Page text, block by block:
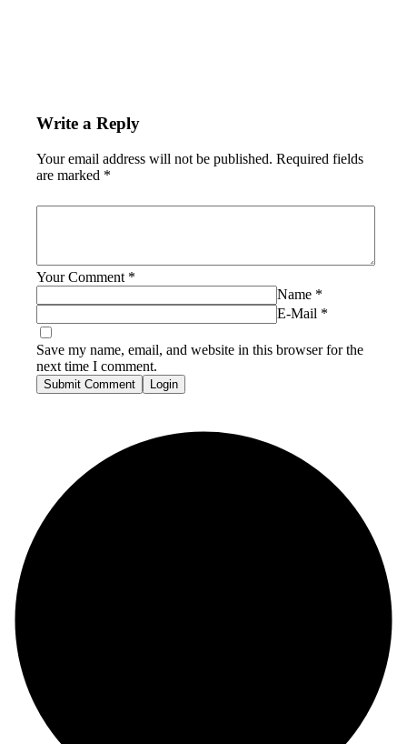
Write a Reply
Your email address will not be published. Required fields
are marked *
Your Comment *
Name *
E-Mail *
Save my name, email, and website in this browser for the
next time I comment.
Submit Comment Login